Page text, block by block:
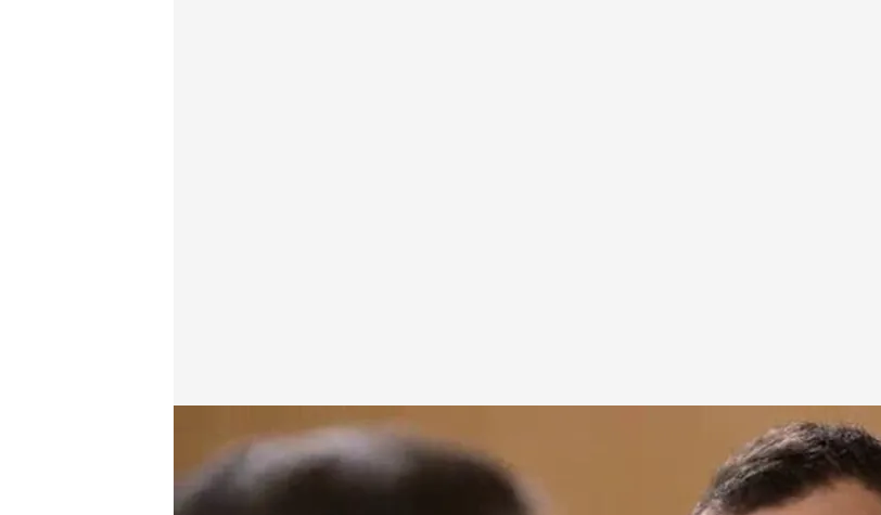
cuatro.com
02 MAR 2014 - 22:20h.